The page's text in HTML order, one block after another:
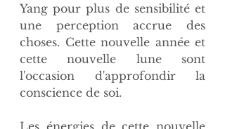
Yang pour plus de sensibilité et
une perception accrue des
choses. Cette nouvelle année et
cette nouvelle lune sont
l'occasion d'approfondir la
conscience de soi.
Les énergies de cette nouvelle